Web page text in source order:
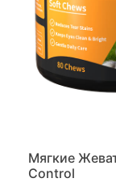
Мягкие
Control